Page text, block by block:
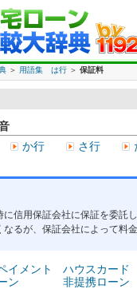
＞ 用語集 は行 ＞ 保証料
か行 さ行
に信用保証会社に保証を委託
るが、保証会社によって料金
イメント ハウスカード
ン
非提携ローン